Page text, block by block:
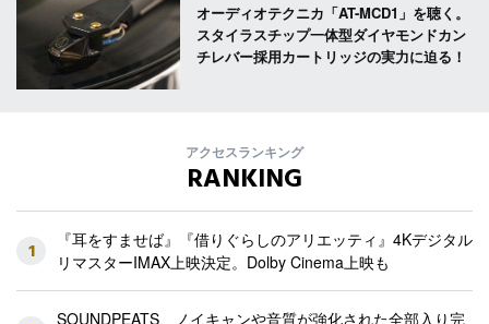
オーディオテクニカ「AT-MCD1」を聴く。
スタイラスチップ一体型ダイヤモンドカン
チレバー採用カートリッジの実力に迫る！
アクセスランキング
RANKING
1
『耳をすませば』『借りぐらしのアリエッティ』4Kデジタル
リマスターIMAX上映決定。Dolby Cinema上映も
SOUNDPEATS、ノイキャンや音質が強化された全部入り完